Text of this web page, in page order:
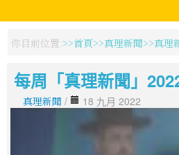
你目前位置: 首頁 真理新聞 真理
每周「真理新聞」
真理新聞 / 18 九月 2022